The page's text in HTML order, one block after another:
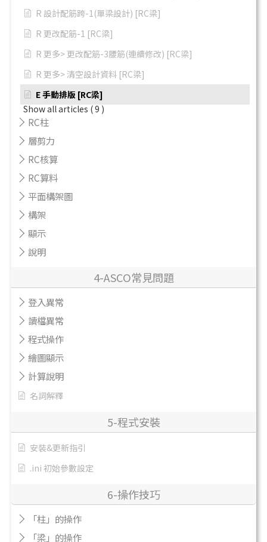
R 設計配筋跨-1(單梁設計) [RC梁]
R 更改配筋-1 [RC梁]
R 更多> 更改配筋-3腰筋(連續修改) [RC梁]
R 更多> 清空設計資料 [RC梁]
E 手動排版 [RC梁]
Show all articles ( 9 )
RC柱
層剪力
RC核算
RC算料
平面構架圖
構架
顯示
說明
4-ASCO常見問題
登入異常
讀檔異常
程式操作
繪圖顯示
計算說明
名詞解釋
5-程式安裝
安裝&更新指引
.ini 初始參數設定
6-操作技巧
「柱」的操作
「梁」的操作